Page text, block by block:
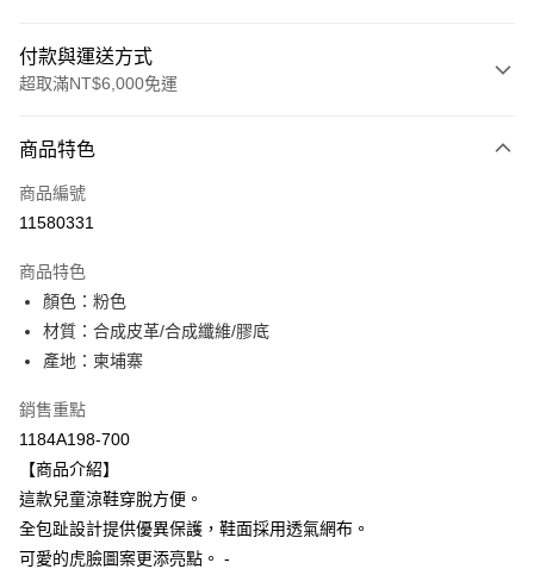
付款與運送方式
超取滿NT$6,000免運
信用卡一次付款
超商取貨付款
Apple Pay
ATM付款
運送方式
全家取貨付款
每筆NT$80，滿NT$6,000(含以上)免運費
付款後全家取貨
商品特色
商品編號
11580331
商品特色
顏色：粉色
材質：合成皮革/合成纖維/膠底
產地：柬埔寨
銷售重點
1184A198-700
【商品介紹】
這款兒童涼鞋穿脫方便。
全包趾設計提供優異保護，鞋面採用透氣網布。
可愛的虎臉圖案更添亮點。 -